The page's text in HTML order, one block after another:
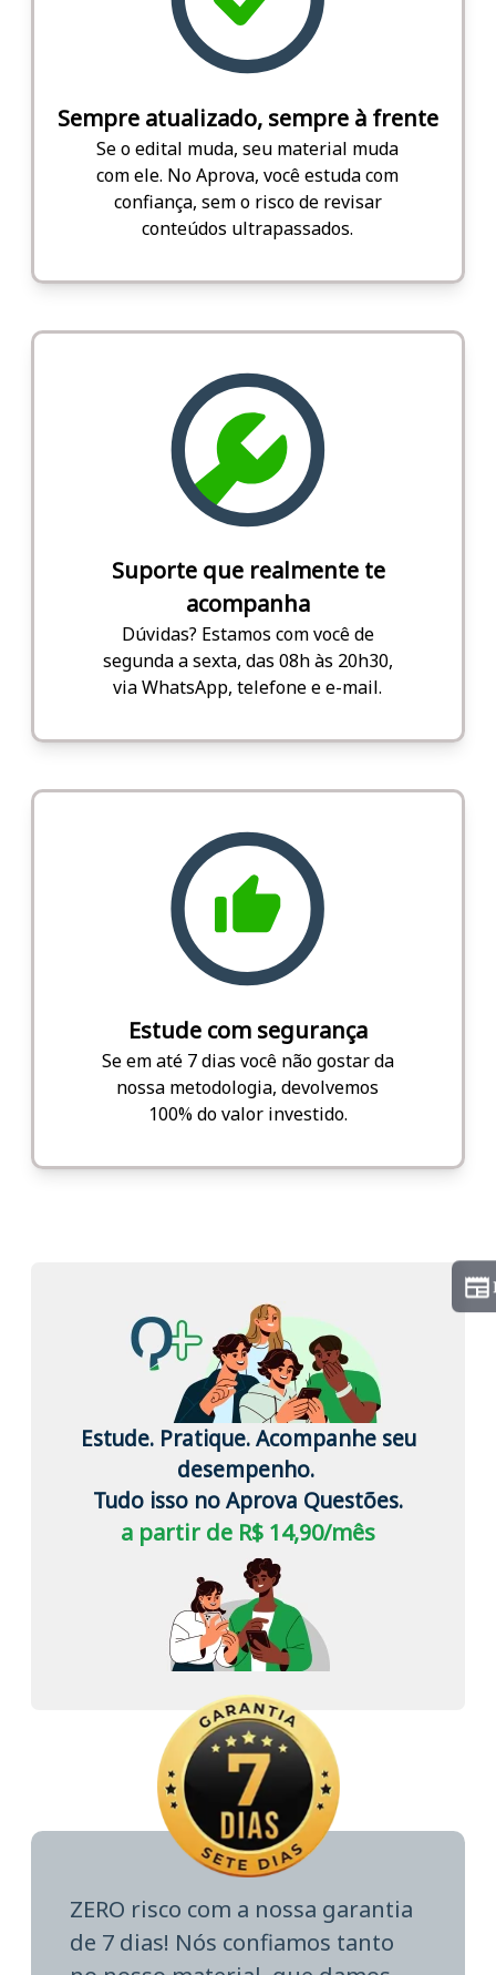
Sempre atualizado, sempre à frente
Se o edital muda, seu material muda
com ele. No Aprova, você estuda com
confiança, sem o risco de revisar
conteúdos ultrapassados.
Suporte que realmente te
acompanha
Dúvidas? Estamos com você de
segunda a sexta, das 08h às 20h30,
via WhatsApp, telefone e e-mail.
Estude com segurança
Se em até 7 dias você não gostar da
nossa metodologia, devolvemos
100% do valor investido.
Estude. Pratique. Acompanhe seu
desempenho.
Tudo isso no Aprova Questões.
a partir de R$ 14,90/mês
ZERO risco com a nossa garantia
de 7 dias! Nós confiamos tanto